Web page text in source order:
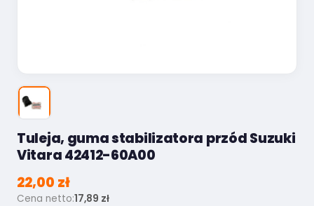
Tuleja, guma stabilizatora przód Suzuki
Vitara 42412-60A00
22,00 zł
Cena netto:17,89 zł